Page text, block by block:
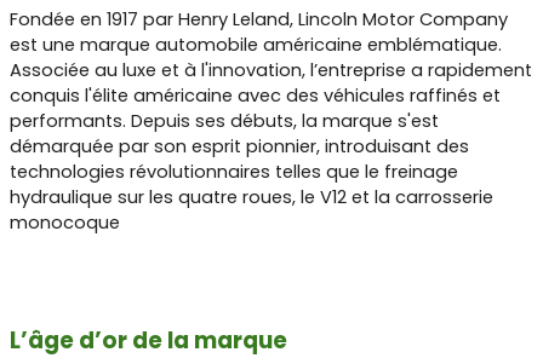
Fondée en 1917 par Henry Leland, Lincoln Motor Company
est une marque automobile américaine emblématique.
Associée au luxe et à l'innovation, l’entreprise a rapidement
conquis l'élite américaine avec des véhicules raffinés et
performants. Depuis ses débuts, la marque s'est
démarquée par son esprit pionnier, introduisant des
technologies révolutionnaires telles que le freinage
hydraulique sur les quatre roues, le V12 et la carrosserie
monocoque
L’âge d’or de la marque